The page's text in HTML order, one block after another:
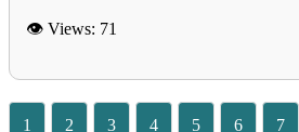
👁 Views: 71
1 2 3 4 5 6 7